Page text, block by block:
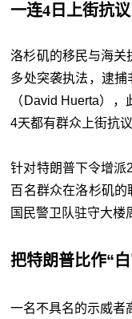
一连4日上街抗议
洛杉矶的移民与海关
多处突袭执法，逮
（David Huerta）
4天都有群众上街抗议
针对特朗普下令增派
百名群众在洛杉矶的
国民警卫队驻守大楼
把特朗普比作“
一名不具名的示威者